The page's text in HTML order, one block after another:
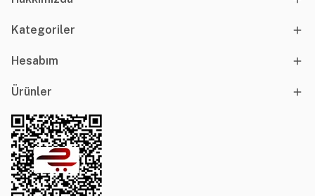
Kategoriler
Hesabım
Ürünler